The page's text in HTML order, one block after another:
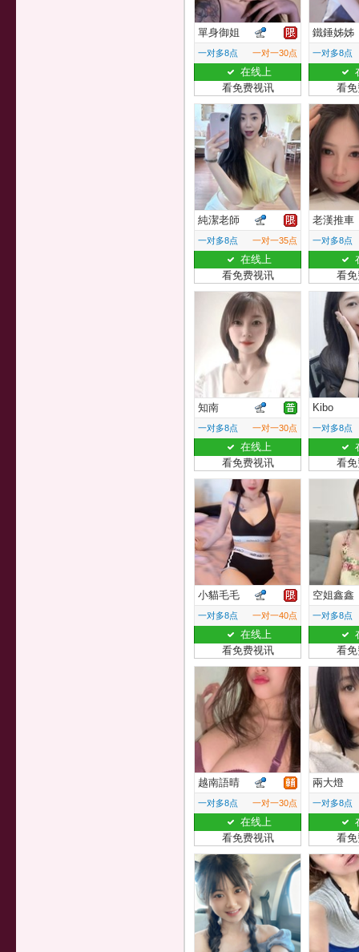
單身御姐
一对多8点 一对一30点
在线上
看免费视讯
鐵錘姊姊
一对多8点
看
純潔老師
一对多8点 一对一35点
在线上
看免费视讯
老漢推車
一对多8点
看
知南
一对多8点 一对一30点
在线上
看免费视讯
Kibo
一对多8点
看
小貓毛毛
一对多8点 一对一40点
在线上
看免费视讯
空姐鑫鑫
一对多8点
看
越南語晴
一对多8点 一对一30点
在线上
看免费视讯
兩大燈
一对多8点
看